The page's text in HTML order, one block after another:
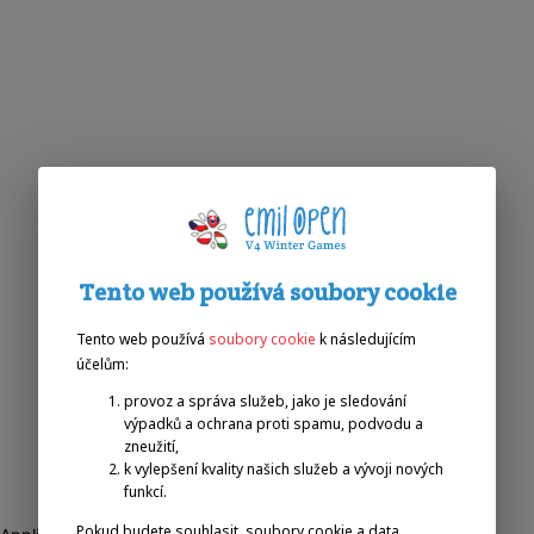
Tento web používá soubory cookie
Tento web používá soubory cookie k následujícím
účelům:
provoz a správa služeb, jako je sledování
výpadků a ochrana proti spamu, podvodu a
zneužití,
k vylepšení kvality našich služeb a vývoji nových
funkcí.